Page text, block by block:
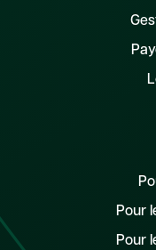
Pour
Pour